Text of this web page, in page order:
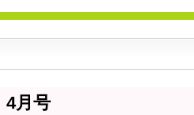
月号